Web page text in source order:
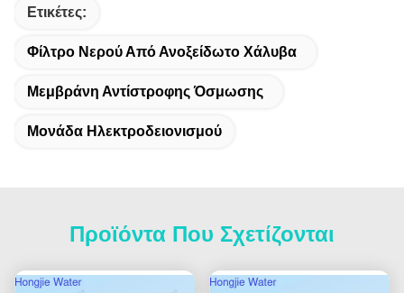
Ετικέτες:
Φίλτρο Νερού Από Ανοξείδωτο Χάλυβα
Μεμβράνη Αντίστροφης Όσμωσης
Μονάδα Ηλεκτροδειονισμού
Προϊόντα Που Σχετίζονται